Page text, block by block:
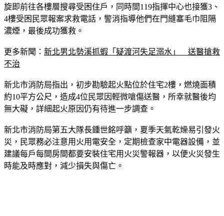
旋即前往各樓層搜尋受困住戶，同時間119指揮中心也接獲3、
4樓受困民眾報案求救電話，警消指導他們在門縫塞毛巾阻隔
濃煙，最後成功獲救。
更多新聞： 新北男北勢溪抓蝦「疑渡河失足溺水」　送醫搶救
不治
新北市消防局指出，初步勘驗起火點位於住宅2樓，燃燒面積
約10平方公尺，造成4位民眾因輕微嗆傷送醫，所幸就醫後均
無大礙，詳細起火原因仍有待進一步調查。
新北市消防局第五大隊長鍾世銘呼籲，夏季天氣乾燥易引發火
災，民眾務必注意用火用電安全，定期檢查家中電器設備，並
建議每戶每間房間都要安裝住宅用火災警報器，以便火災發生
時能及時應對，減少損失與傷亡。